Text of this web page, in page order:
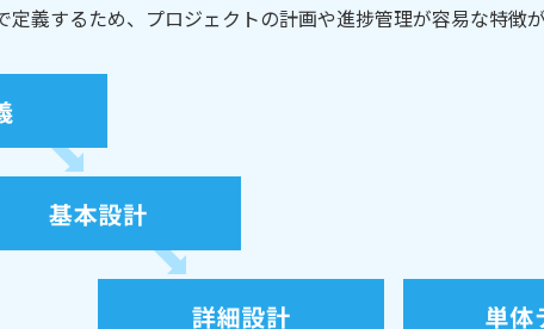
定義するため、プロジェクトの計画や進捗管理が容易な特徴が